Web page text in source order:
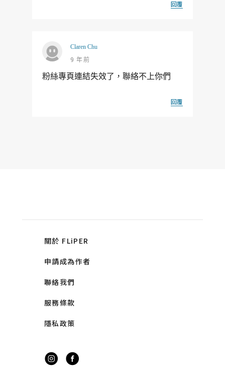
回覆
Claren Chu
9 年前
粉絲專頁連結失效了，聯絡不上你們
回覆
關於 FLiPER
申請成為作者
聯絡我們
服務條款
隱私政策